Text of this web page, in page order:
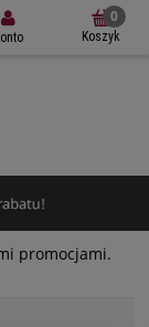
Koszyk
promocjami.